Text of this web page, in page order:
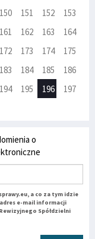
150 151 152
153
161 162 163
164
172 173 174
175
183 184 185
186
194 195 196
197
o
a co za tym idzie
e-mail informacji
Spółdzielni